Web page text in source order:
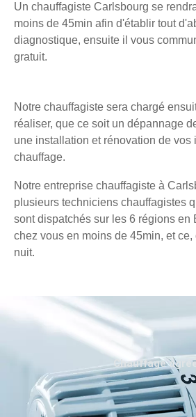
Un chauffagiste Carlsbourg se
moins de 45min afin d'établir tout
diagnostique, ensuite il vous
gratuit.
Notre chauffagiste sera chargé
réaliser, que ce soit un dépannage
une installation et rénovation de vos
chauffage.
Notre entreprise chauffagiste à
plusieurs techniciens chauffagistes
sont dispatchés sur les 6 régions en
chez vous en moins de 45min, et
nuit.
Chauffage